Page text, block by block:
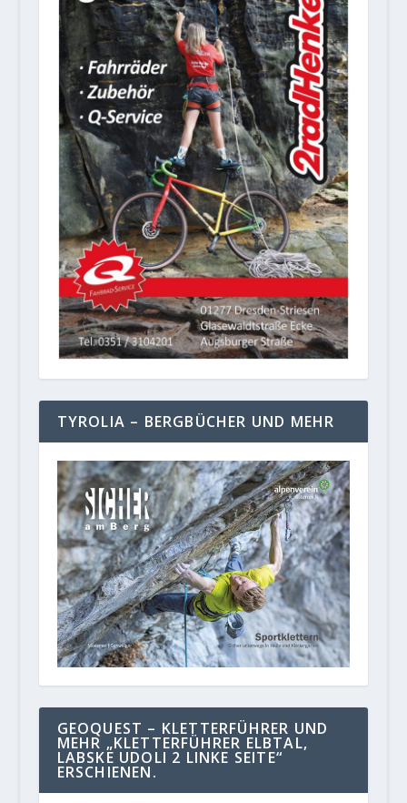
TYROLIA – BERGBÜCHER UND MEHR
GEOQUEST – KLETTERFÜHRER UND
MEHR „KLETTERFÜHRER ELBTAL,
LABSKE UDOLI 2 LINKE SEITE“
ERSCHIENEN.